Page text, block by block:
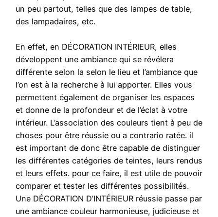
un peu partout, telles que des lampes de table,
des lampadaires, etc.
En effet, en DÉCORATION INTÉRIEUR, elles
développent une ambiance qui se révélera
différente selon la selon le lieu et l’ambiance que
l’on est à la recherche à lui apporter. Elles vous
permettent également de organiser les espaces
et donne de la profondeur et de l’éclat à votre
intérieur. L’association des couleurs tient à peu de
choses pour être réussie ou a contrario ratée. il
est important de donc être capable de distinguer
les différentes catégories de teintes, leurs rendus
et leurs effets. pour ce faire, il est utile de pouvoir
comparer et tester les différentes possibilités.
Une DÉCORATION D’INTÉRIEUR réussie passe par
une ambiance couleur harmonieuse, judicieuse et